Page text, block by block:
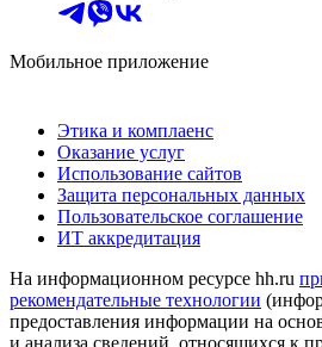
Мобильное приложение
Этика и комплаенс
Оказание услуг
Использование сайтов
Защита персональных данных
Пользовательское соглашение
ИТ аккредитация
На информационном ресурсе hh.ru
рекомендательные технологии
предоставления информации на